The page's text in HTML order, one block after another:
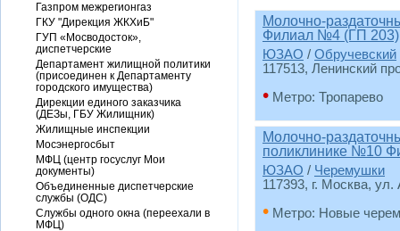
Молочно-
Филиал №4 (ГП 203)
ЮЗАО / Обручевский
117513, Ленинский
• Метро: Тропарево
Молочно-
поликлинике №10
ЮЗАО / Черемушки
117393, г. Москва,
• Метро: Новые
Газпром межрегионгаз
ГКУ "Дирекция ЖКХиБ"
ГУП «Мосводосток»,
диспетчерские
Департамент жилищной политики
(присоединен к Департаменту
городского имущества)
Дирекции единого заказчика
(ДЕЗы, ГБУ Жилищник)
Жилищные инспекции
Мосэнергосбыт
МФЦ (центр госуслуг Мои
документы)
Объединенные диспетчерские
службы (ОДС)
Службы одного окна (переехали в
МФЦ)